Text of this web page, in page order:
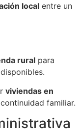
local entre un
rural para
viviendas en
familiar.